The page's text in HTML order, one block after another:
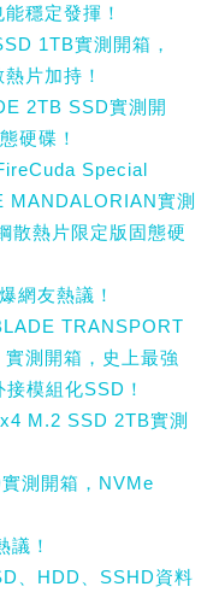
穩定發揮！
1TB實測開箱，
片加持！
2TB SSD實測開
硬碟！
Special
MANDALORIAN實測
散熱片限定版固態硬
網友熱議！
TRANSPORT
測開箱，史上最強
模組化SSD！
M.2 SSD 2TB實測
測開箱，NVMe
議！
、HDD、SSHD資料